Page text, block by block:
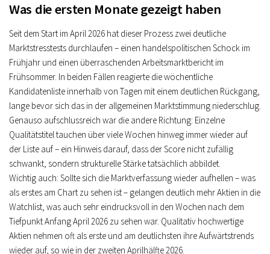
Was die ersten Monate gezeigt haben
Seit dem Start im April 2026 hat dieser Prozess zwei deutliche
Marktstresstests durchlaufen – einen handelspolitischen Schock im
Frühjahr und einen überraschenden Arbeitsmarktbericht im
Frühsommer. In beiden Fällen reagierte die wöchentliche
Kandidatenliste innerhalb von Tagen mit einem deutlichen Rückgang,
lange bevor sich das in der allgemeinen Marktstimmung niederschlug.
Genauso aufschlussreich war die andere Richtung: Einzelne
Qualitätstitel tauchen über viele Wochen hinweg immer wieder auf
der Liste auf – ein Hinweis darauf, dass der Score nicht zufällig
schwankt, sondern strukturelle Stärke tatsächlich abbildet.
Wichtig auch: Sollte sich die Marktverfassung wieder aufhellen – was
als erstes am Chart zu sehen ist – gelangen deutlich mehr Aktien in die
Watchlist, was auch sehr eindrucksvoll in den Wochen nach dem
Tiefpunkt Anfang April 2026 zu sehen war. Qualitativ hochwertige
Aktien nehmen oft als erste und am deutlichsten ihre Aufwärtstrends
wieder auf, so wie in der zweiten Aprilhälfte 2026.